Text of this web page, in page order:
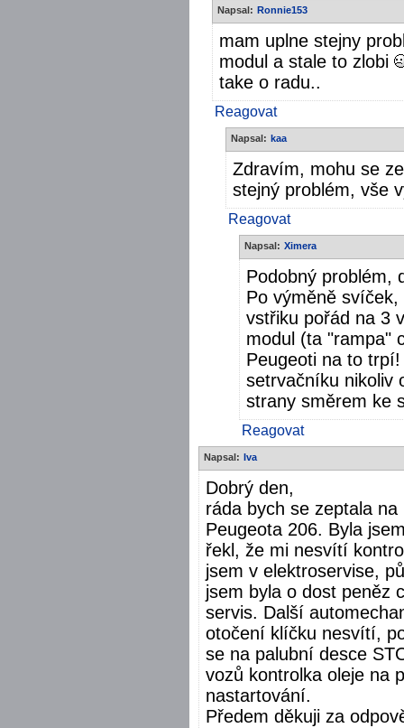
Napsal: Ronnie153
mam uplne stejny
modul a stale to zlobi
take o radu..
Reagovat
Napsal: kaa
Zdravím, mohu se
stejný problém, vše
Reagovat
Napsal: Ximera
Podobný problém,
Po výměně
vstřiku pořád na 3
modul (ta "rampa"
Peugeoti na to
setrvačníku nikoliv
strany směrem ke
Reagovat
Napsal: Iva
Dobrý den,
ráda bych se zeptala
Peugeota 206. Byla
řekl, že mi nesvítí
jsem v elektroservise,
jsem byla o dost peněz
servis. Další
otočení klíčku nesvítí,
se na palubní desce
vozů kontrolka oleje na
nastartování.
Předem děkuji za